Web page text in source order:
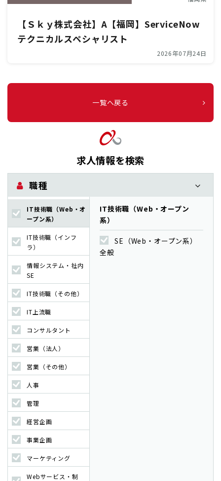
【Ｓｋｙ株式会社】A【福岡】ServiceNow
テクニカルスペシャリスト
2026年07月24日
一覧へ戻る
求人情報を検索
職種
IT技術職（Web・オ
ープン系）
IT技術職（インフ
ラ）
情報システム・社内
SE
IT技術職（その他）
IT上流職
コンサルタント
営業（法人）
営業（その他）
人事
管理
経営企画
事業企画
マーケティング
Webサービス・制
IT技術職（Web・オープン
系）
SE（Web・オープン系）
全般